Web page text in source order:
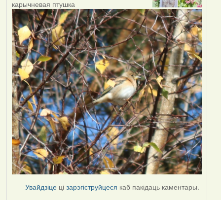
reply
to
by
Harrier
карычневая птушка
Увайдзіце цізарэгіструйцеся каб пакідаць каментары.